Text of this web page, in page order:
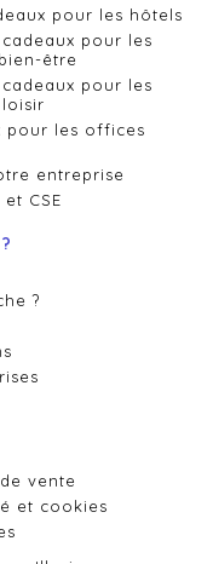
pour les hôtels
pour les
être
pour les
pour les offices
entreprise
CSE
?
vente
et cookies